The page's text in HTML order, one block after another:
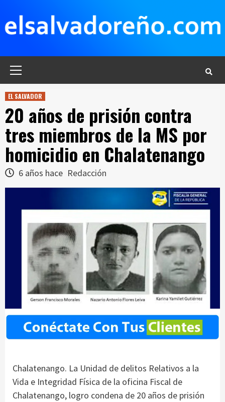
contenido
EL SALVADOR
20 años de prisión contra
tres miembros de la MS por
homicidio en Chalatenango
6 años hace Redacción
Chalatenango. La Unidad de delitos Relativos a la
Vida e Integridad Física de la oficina Fiscal de
Chalatenango, logro condena de 20 años de prisión